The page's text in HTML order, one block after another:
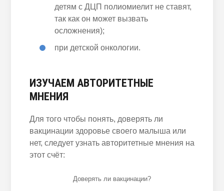
детям с ДЦП полиомиелит не ставят,
так как он может вызвать
осложнения);
при детской онкологии.
ИЗУЧАЕМ АВТОРИТЕТНЫЕ
МНЕНИЯ
Для того чтобы понять, доверять ли
вакцинации здоровье своего малыша или
нет, следует узнать авторитетные мнения на
этот счёт:
Доверять ли вакцинации?